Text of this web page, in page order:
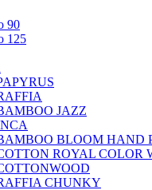
90
125
JAZZ
BLOOM HAND
ROYAL COLOR
CHUNKY